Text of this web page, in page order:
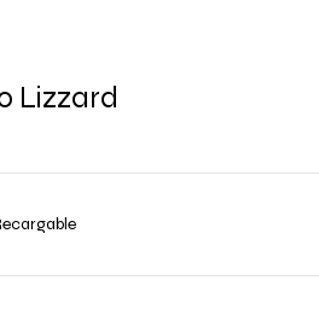
Lizzard